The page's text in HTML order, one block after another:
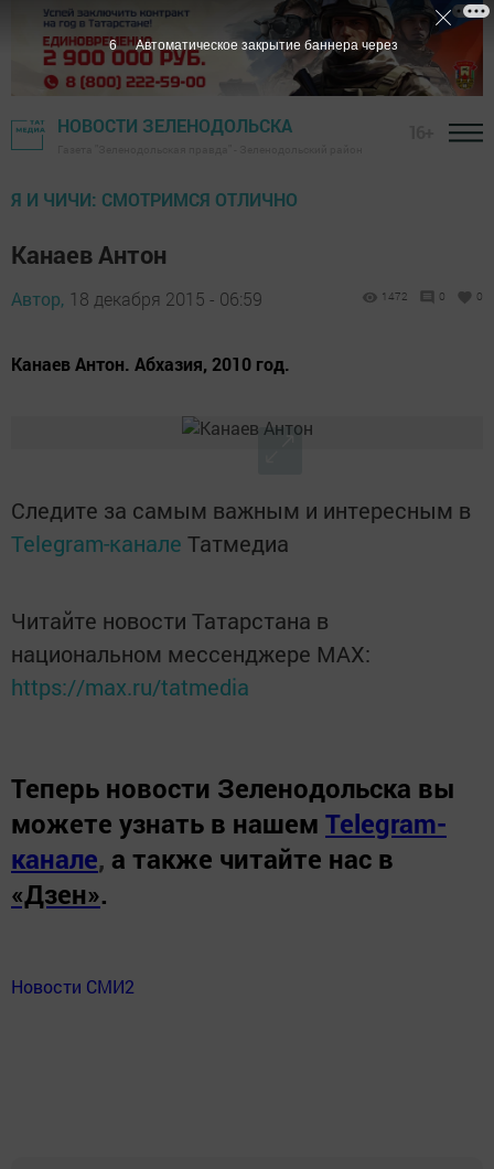
НОВОСТИ ЗЕЛЕНОДОЛЬСКА
Я И ЧИЧИ: СМОТРИМСЯ ОТЛИЧНО
Канаев Антон
Автор, 18 декабря 2015 - 06:59 1472 0 0
Канаев Антон. Абхазия, 2010 год.
Следите за самым важным и интересным в
Telegram-канале Татмедиа
Читайте новости Татарстана в
национальном мессенджере MАХ:
https://max.ru/tatmedia
Теперь новости Зеленодольска вы
можете узнать в нашем Telegram-
канале, а также читайте нас в
«Дзен».
Новости СМИ2
5 Автоматическое закрытие баннера через